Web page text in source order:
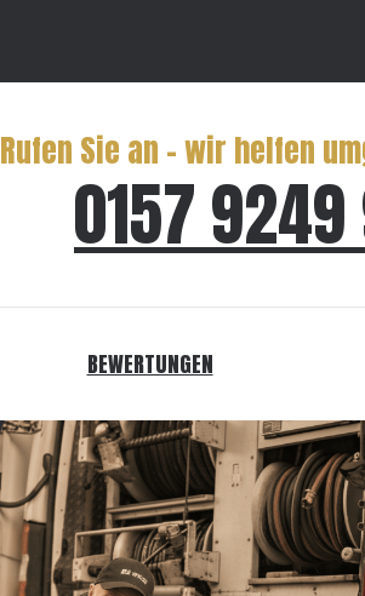
Rufen Sie an – wir helfen
0157
BEWERTUNGEN